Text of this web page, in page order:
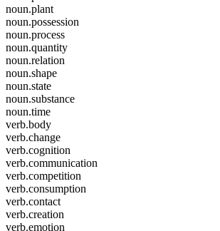
noun.plant
noun.possession
noun.process
noun.quantity
noun.relation
noun.shape
noun.state
noun.substance
noun.time
verb.body
verb.change
verb.cognition
verb.communication
verb.competition
verb.consumption
verb.contact
verb.creation
verb.emotion